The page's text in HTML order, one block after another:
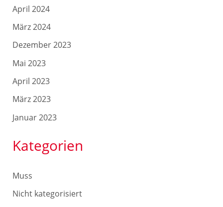
April 2024
März 2024
Dezember 2023
Mai 2023
April 2023
März 2023
Januar 2023
Kategorien
Muss
Nicht kategorisiert